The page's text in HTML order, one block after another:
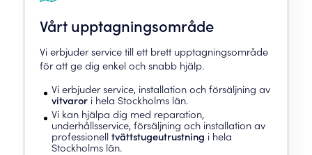
Vårt upptagningsområde
Vi erbjuder service till ett brett upptagningsområde
för att ge dig enkel och snabb hjälp.
Vi erbjuder service, installation och försäljning av
vitvaror i hela Stockholms län.
Vi kan hjälpa dig med reparation,
underhållsservice, försäljning och installation av
professionelltvättstugeutrustning i hela
Stockholms län.